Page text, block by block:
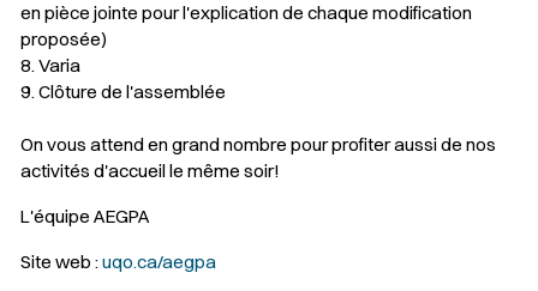
en pièce jointe pour l'explication de chaque modification
proposée)
8. Varia
9. Clôture de l'assemblée
On vous attend en grand nombre pour profiter aussi de nos
activités d'accueil le même soir!
L'équipe AEGPA
Site web :uqo.ca/aegpa